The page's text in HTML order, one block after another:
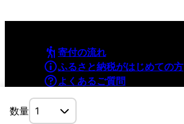
数量
寄付の流れ
ふるさと納税がはじめての方
よくあるご質問
利用規約
プライバシーポリシー